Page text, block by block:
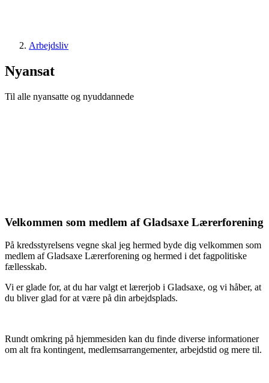
Arbejdsliv
Nyansat
Til alle nyansatte og nyuddannede
Velkommen som medlem af Gladsaxe Lærerforening
På kredsstyrelsens vegne skal jeg hermed byde dig velkommen som
medlem af Gladsaxe Lærerforening og hermed i det fagpolitiske
fællesskab.
Vi er glade for, at du har valgt et lærerjob i Gladsaxe, og vi håber, at
du bliver glad for at være på din arbejdsplads.
Rundt omkring på hjemmesiden kan du finde diverse informationer
om alt fra kontingent, medlemsarrangementer, arbejdstid og mere til.